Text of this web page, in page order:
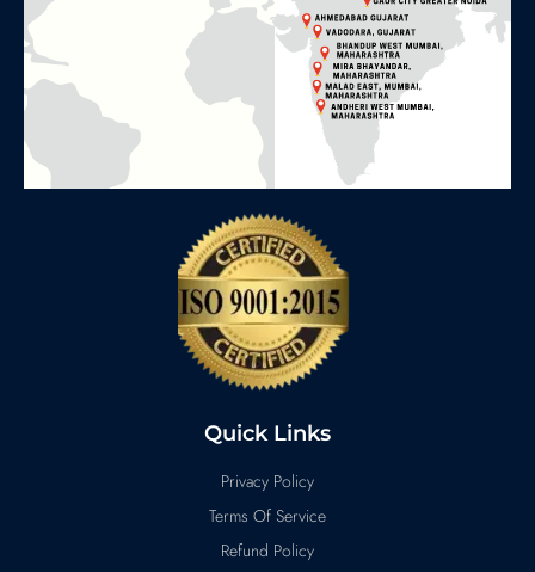
Quick Links
Privacy Policy
Terms Of Service
Refund Policy